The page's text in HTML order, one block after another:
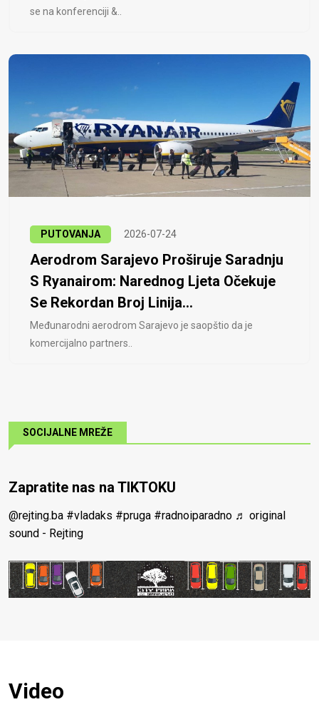
se na konferenciji &..
PUTOVANJA 2026-07-24
Aerodrom Sarajevo Proširuje Saradnju
S Ryanairom: Narednog Ljeta Očekuje
Se Rekordan Broj Linija...
Međunarodni aerodrom Sarajevo je saopštio da je
komercijalno partners..
SOCIJALNE MREŽE
Zapratite nas na TIKTOKU
@rejting.ba #vladaks #pruga #radnoiparadno ♬ original
sound - Rejting
Video